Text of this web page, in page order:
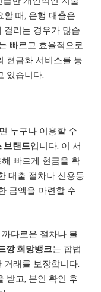
할 때, 은행 대출은
걸리는 경우가 많습
빠르고 효율적으로
현금화 서비스를 통
있습니다.
누구나 이용할 수
브랜드입니다. 이 서
빠르게 현금을 확
대출 절차나 신용등
금액을 마련할 수
다로운 절차나 불
깡 희망뱅크는 합법
거래를 보장합니다.
받고, 본인 확인 후